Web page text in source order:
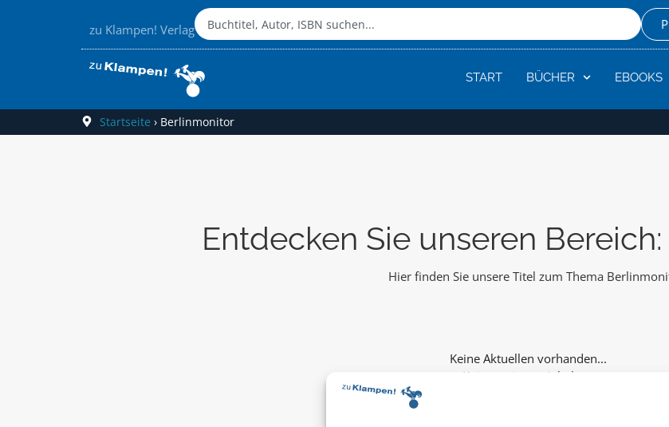
zu Klampen! Verlag
START BÜCHER EBOOKS
Startseite › Berlinmonitor
Entdecken Sie unseren
Hier finden Sie unsere Titel zum Thema
Keine weiteren Inhalte...